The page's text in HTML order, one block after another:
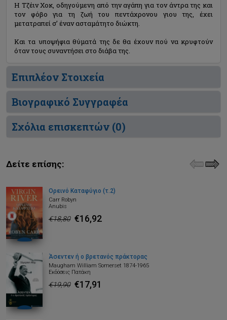
Η Τζέιν Χοκ, οδηγούμενη από την αγάπη για τον άντρα της και
τον φόβο για τη ζωή του πεντάχρονου γιου της, έχει
μετατραπεί σ’ έναν ασταμάτητο διώκτη.
Και τα υποψήφια θύματά της δε θα έχουν πού να κρυφτούν
όταν τους συναντήσει στο διάβα της.
Επιπλέον Στοιχεία
Βιογραφικό Συγγραφέα
Σχόλια επισκεπτών (0)
Δείτε επίσης:
Ορεινό Καταφύγιο (τ.2)
Carr Robyn
Anubis
€18,80 €16,92
Άσεντεν ή ο βρετανός πράκτορας
Maugham William Somerset 1874-1965
Εκδόσεις Πατάκη
€19,90 €17,91